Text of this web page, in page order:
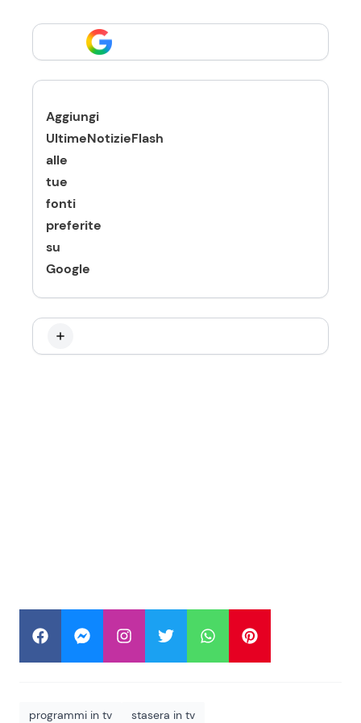
Aggiungi
UltimeNotizieFlash
alle
tue
fonti
preferite
su
Google
programmi in tv stasera in tv